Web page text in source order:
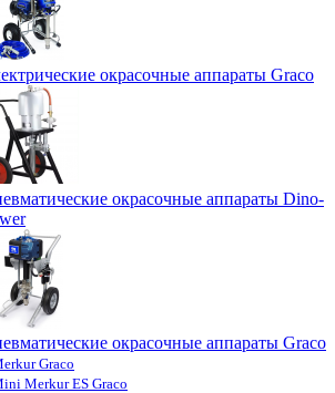
окрасочные аппараты Graco
окрасочные аппараты Dino-
окрасочные аппараты Graco
Graco
Merkur ES Graco